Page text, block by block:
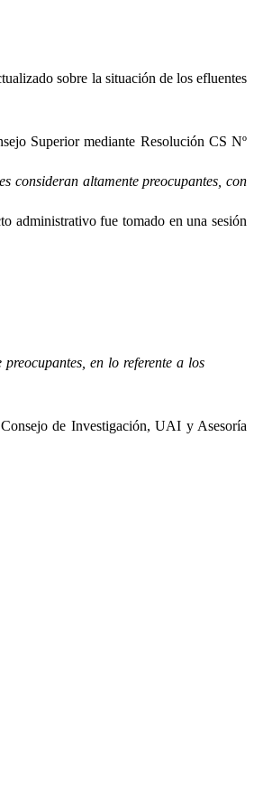
sobre la situación de los efluentes
Superior mediante Resolución CS Nº
consideran altamente preocupantes, con
administrativo fue tomado en una sesión
en lo referente a los
de Investigación, UAI y Asesoría